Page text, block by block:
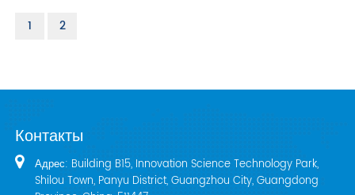
1 2
Контакты
Адрес: Building B15, Innovation Science Technology Park,
Shilou Town, Panyu District, Guangzhou City, Guangdong